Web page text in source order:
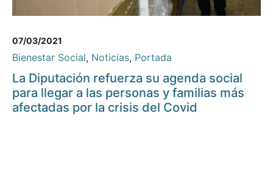
07/03/2021
Bienestar Social, Noticias, Portada
La Diputación refuerza su agenda social
para llegar a las personas y familias más
afectadas por la crisis del Covid